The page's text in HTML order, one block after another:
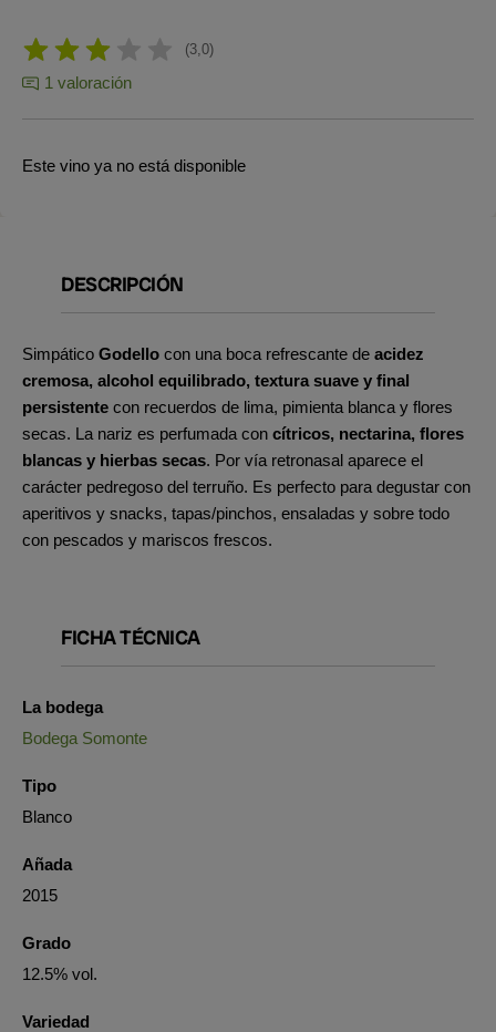
3,0
1 valoración
Este vino ya no está disponible
DESCRIPCIÓN
Simpático Godello con una boca refrescante de acidez
cremosa, alcohol equilibrado, textura suave y final
persistente con recuerdos de lima, pimienta blanca y flores
secas. La nariz es perfumada con cítricos, nectarina, flores
blancas y hierbas secas. Por vía retronasal aparece el
carácter pedregoso del terruño. Es perfecto para degustar con
aperitivos y snacks, tapas/pinchos, ensaladas y sobre todo
con pescados y mariscos frescos.
FICHA TÉCNICA
La bodega
Bodega Somonte
Tipo
Blanco
Añada
2015
Grado
12.5% vol.
Variedad